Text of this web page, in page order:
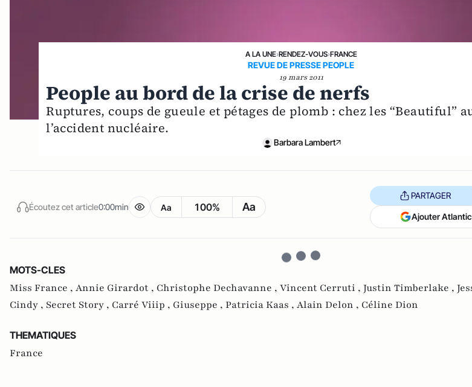
A LA UNE›RENDEZ-VOUS›FRANCE
REVUE DE PRESSE PEOPLE
19 mars 2011
People au bord de la crise de nerfs
Ruptures, coups de gueule et pétages de plomb : chez les “Beautiful”
l’accident nucléaire.
Barbara Lambert
Écoutez cet article0:00min Aa 100% Aa
PARTAGER
Ajouter
MOTS-CLES
Miss France , Annie Girardot , Christophe Dechavanne , Vincent Cerruti , Justin Timberlake ,
Cindy , Secret Story , Carré Viiip , Giuseppe , Patricia Kaas , Alain Delon , Céline Dion
THEMATIQUES
France